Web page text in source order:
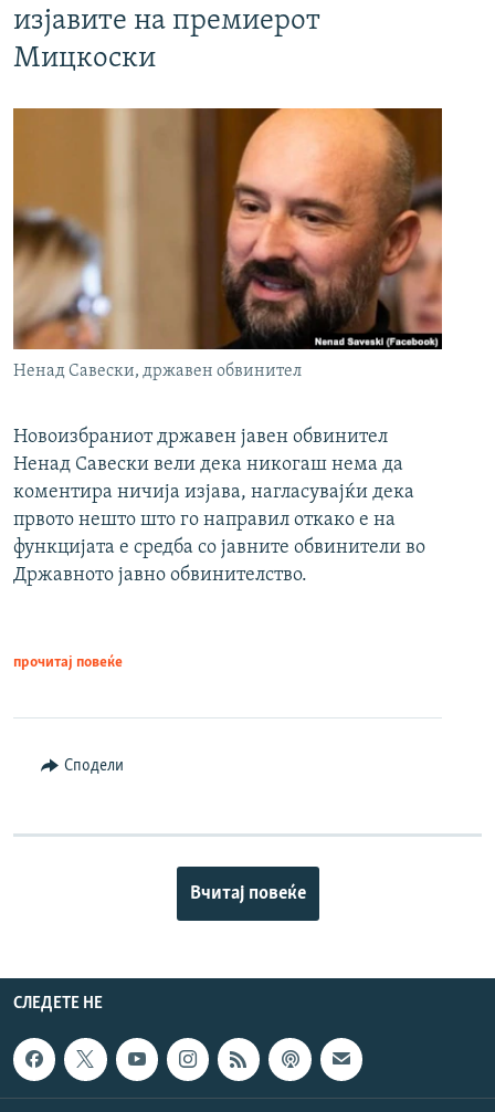
изјавите на премиерот
Мицкоски
Ненад Савески, државен обвинител
Новоизбраниот државен јавен обвинител
Ненад Савески вели дека никогаш нема да
коментира ничија изјава, нагласувајќи дека
првото нешто што го направил откако е на
функцијата е средба со јавните обвинители во
Државното јавно обвинителство.
прочитај повеќе
Сподели
Вчитај повеќе
СЛЕДЕТЕ НЕ